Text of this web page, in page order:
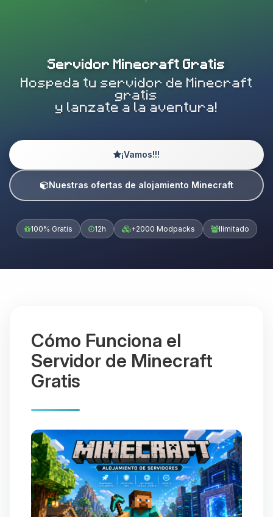
Servidor Minecraft Gratis
Hospeda tu servidor de Minecraft
gratis
y lanzate a la aventura!
¡Vamos!!!
Nuestras ofertas de alojamiento Minecraft
100% Gratis 12h +2000 Modpacks Ilimitado
Cómo Funciona el
Servidor de Minecraft
Gratis